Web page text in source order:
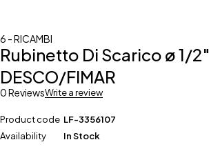
6 - RICAMBI
Rubinetto Di Scarico ø 1/
DESCO/FIMAR
0 ReviewsWrite a review
Product code LF-3356107
Availability
In Stock